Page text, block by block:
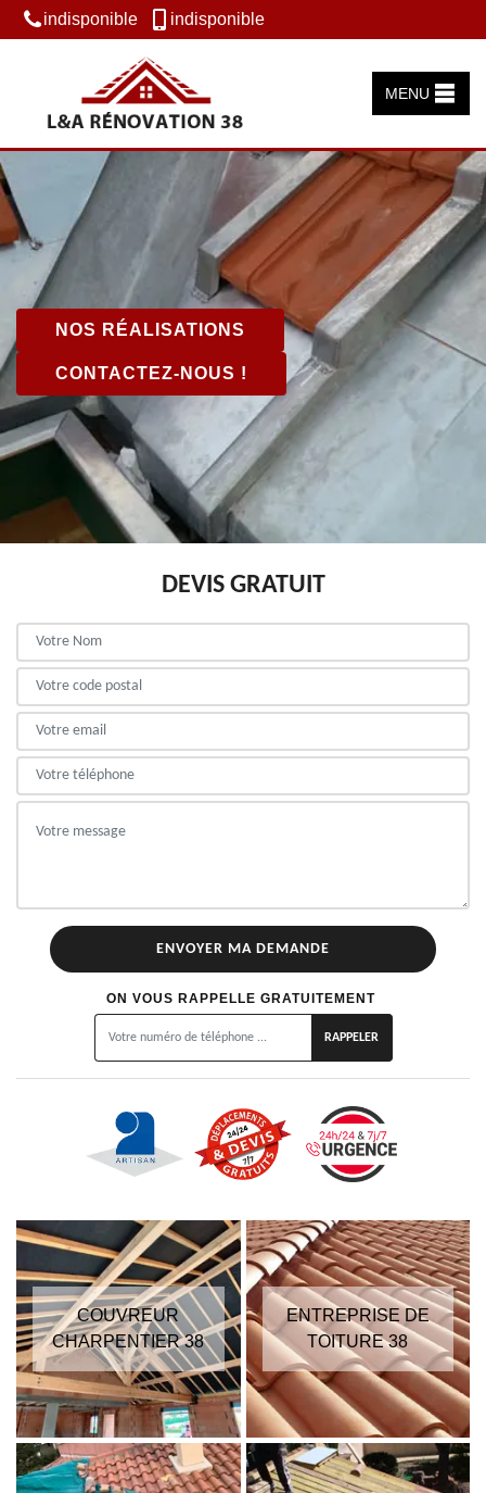
indisponible indisponible
MENU
NOS RÉALISATIONS
CONTACTEZ-NOUS !
DEVIS GRATUIT
ON VOUS RAPPELLE GRATUITEMENT
COUVREUR
CHARPENTIER 38
ENTREPRISE DE
TOITURE 38